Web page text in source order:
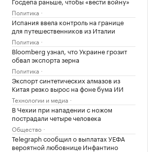
Политика
Испания ввела контроль на границе
для путешественников из Италии
Политика
Bloomberg узнал, что Украине грозит
обвал экспорта зерна
Политика
Экспорт синтетических алмазов из
Китая резко вырос на фоне бума ИИ
Технологии и медиа
В Чехии при нападении с ножом
пострадали четыре человека
Общество
Telegraph сообщил о выплатах УЕФА
вероятной любовнице Инфантино